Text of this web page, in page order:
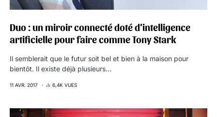
Duo : un miroir connecté doté d’intelligence
artificielle pour faire comme Tony Stark
Il semblerait que le futur soit bel et bien à la maison pour
bientôt. Il existe déjà plusieurs…
11 AVR. 2017 6,4K VUES